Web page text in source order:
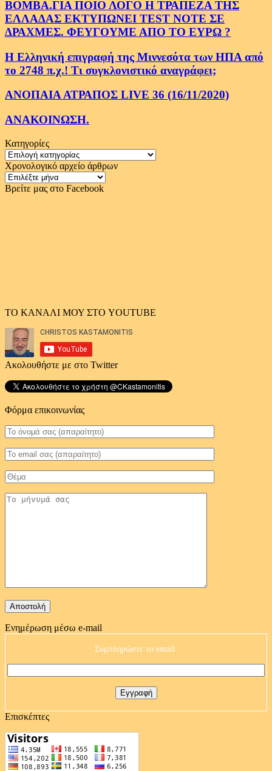
ΒΟΜΒΑ.ΓΙΑ ΠΟΙΟ ΛΟΓΟ Η ΤΡΑΠΕΖΑ ΤΗΣ
ΕΛΛΑΔΑΣ ΕΚΤΥΠΩΝΕΙ TEST NOTE ΣΕ
ΔΡΑΧΜΕΣ. ΦΕΥΓΟΥΜΕ ΑΠΟ ΤΟ ΕΥΡΩ ?
Η Ελληνική επιγραφή της Μιννεσότα των ΗΠΑ από
το 2748 π.χ.! Τι συγκλονιστικό αναγράφει;
ΑΝΟΠΑΙΑ ΑΤΡΑΠΟΣ LIVE 36 (16/11/2020)
ΑΝΑΚΟΙΝΩΣΗ.
Κατηγορίες
Κατηγορίες
Χρονολογικό αρχείο άρθρων
Χρονολογικό
αρχείο
Βρείτε μας στο Facebook
ΤΟ ΚΑΝΑΛΙ ΜΟΥ ΣΤΟ YOUTUBE
Ακολουθήστε με στο Twitter
Φόρμα επικοινωνίας
Ενημέρωση μέσω e-mail
Συμπληρώστε το email:
Επισκέπτες